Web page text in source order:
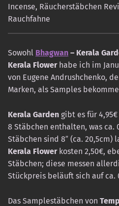
Incense, Räucherstäbchen
Rauchfahne
Sowohl Bhagwan – Kerala
Kerala Flowerhabe ich im
von Eugene Andrushchenko,
Marken, als Samples
Kerala Garden gibt es für
8 Stäbchen enthalten, was ca.
Stäbchen sind 8″ (ca. 20,5cm)
Kerala Flowerkosten 2,50€,
Stäbchen; diese messen
Stückpreis beläuft sich auf ca.
Das Samplestäbchen von